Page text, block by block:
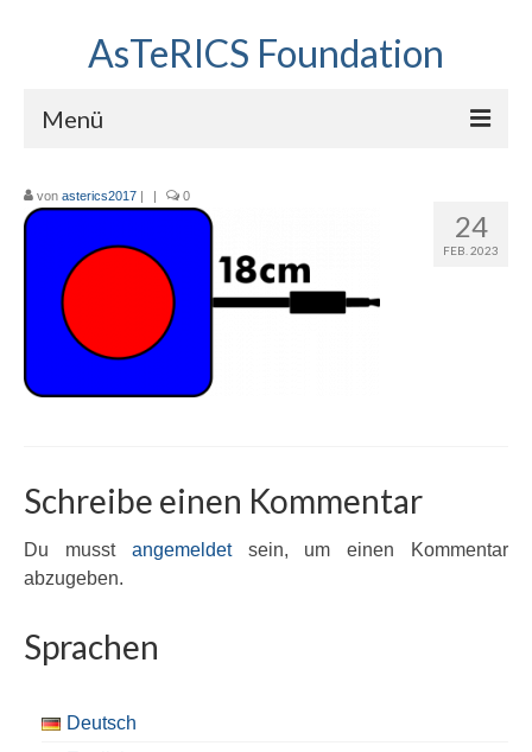
AsTeRICS Foundation
Menü
Über uns
Linkliste
24
FEB. 2023
von asterics2017 | | 0
Schreibe einen Kommentar
Du musst angemeldetsein, um einen Kommentar
abzugeben.
Sprachen
Deutsch